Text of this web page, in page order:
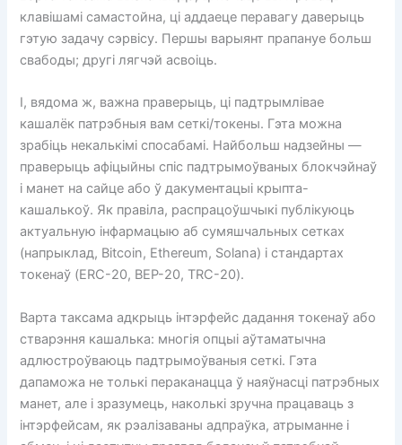
клавішамі самастойна, ці аддаеце перавагу даверыць
гэтую задачу сэрвісу. Першы варыянт прапануе больш
свабоды; другі лягчэй асвоіць.
І, вядома ж, важна праверыць, ці падтрымлівае
кашалёк патрэбныя вам сеткі/токены. Гэта можна
зрабіць некалькімі спосабамі. Найбольш надзейны —
праверыць афіцыйны спіс падтрымоўваных блокчэйнаў
і манет на сайце або ў дакументацыі крыпта-
кашалькоў. Як правіла, распрацоўшчыкі публікуюць
актуальную інфармацыю аб сумяшчальных сетках
(напрыклад, Bitcoin, Ethereum, Solana) і стандартах
токенаў (ERC-20, BEP-20, TRC-20).
Варта таксама адкрыць інтэрфейс дадання токенаў або
стварэння кашалька: многія опцыі аўтаматычна
адлюстроўваюць падтрымоўваныя сеткі. Гэта
дапаможа не толькі пераканацца ў наяўнасці патрэбных
манет, але і зразумець, наколькі зручна працаваць з
інтэрфейсам, як рэалізаваны адпраўка, атрыманне і